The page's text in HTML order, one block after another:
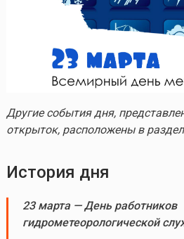
Другие события дня,
открыток, расположены в
История дня
23 марта — День работников
гидрометеорологической